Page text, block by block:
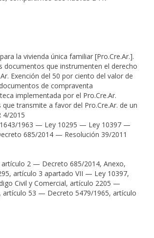
la vivienda única familiar [Pro.Cre.Ar.].
documentos que instrumenten el derecho
Exención del 50 por ciento del valor de
de compraventa
implementada por el Pro.Cre.Ar.
transmite a favor del Pro.Cre.Ar. de un
4/2015
1963 — Ley 10295 — Ley 10397 —
685/2014 — Resolución 39/2011
2 — Decreto 685/2014, Anexo,
artículo 3 apartado VII — Ley 10397,
Civil y Comercial, artículo 2205 —
53 — Decreto 5479/1965, artículo